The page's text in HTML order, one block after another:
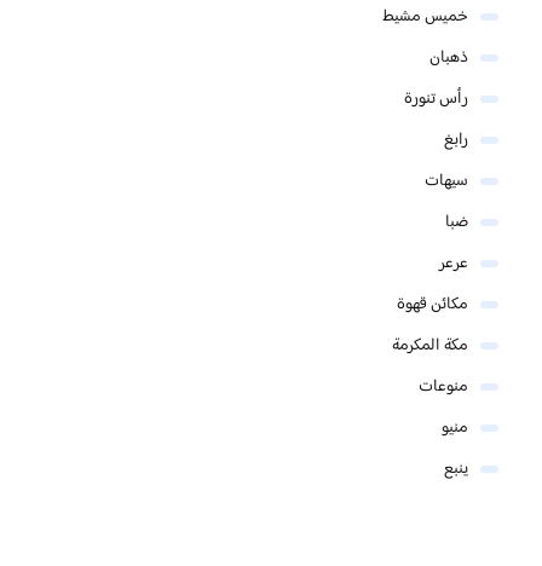
خميس مشيط
ذهبان
رأس تنورة
رابغ
سيهات
ضبا
عرعر
مكائن قهوة
مكة المكرمة
منوعات
منيو
ينبع